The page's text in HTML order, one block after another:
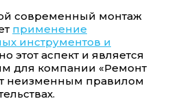
современный монтаж
применение
инструментов и
этот аспект и является
для компании «Ремонт
неизменным правилом